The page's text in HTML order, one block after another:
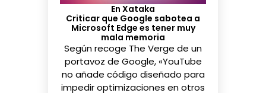
En Xataka
Criticar que Google sabotea a
Microsoft Edge es tener muy
mala memoria
Según recoge The Verge de un
portavoz de Google, «YouTube
no añade código diseñado para
impedir optimizaciones en otros